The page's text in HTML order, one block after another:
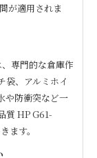
が適用されま
専門的な倉庫作
袋、アルミホイ
や防衝突など一
質 HP G61-
ます。